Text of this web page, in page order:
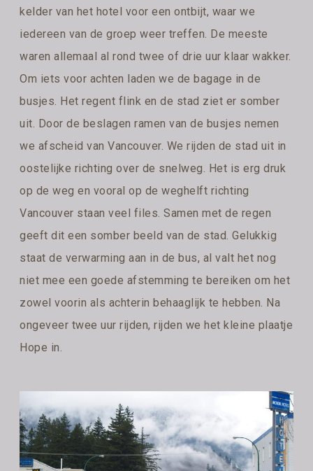
kelder van het hotel voor een ontbijt, waar we
iedereen van de groep weer treffen. De meeste
waren allemaal al rond twee of drie uur klaar wakker.
Om iets voor achten laden we de bagage in de
busjes. Het regent flink en de stad ziet er somber
uit. Door de beslagen ramen van de busjes nemen
we afscheid van Vancouver. We rijden de stad uit in
oostelijke richting over de snelweg. Het is erg druk
op de weg en vooral op de weghelft richting
Vancouver staan veel files. Samen met de regen
geeft dit een somber beeld van de stad. Gelukkig
staat de verwarming aan in de bus, al valt het nog
niet mee een goede afstemming te bereiken om het
zowel voorin als achterin behaaglijk te hebben. Na
ongeveer twee uur rijden, rijden we het kleine plaatje
Hope in.